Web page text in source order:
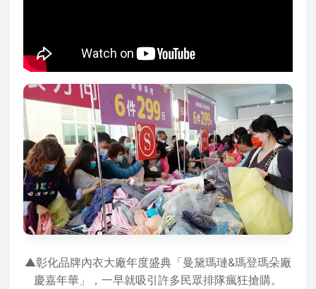
▲彰化品牌內衣大廠年度盛典「曼黛瑪璉&瑪登瑪朵廠
慶嘉年華」，一早就吸引許多民眾排隊瘋狂搶購。